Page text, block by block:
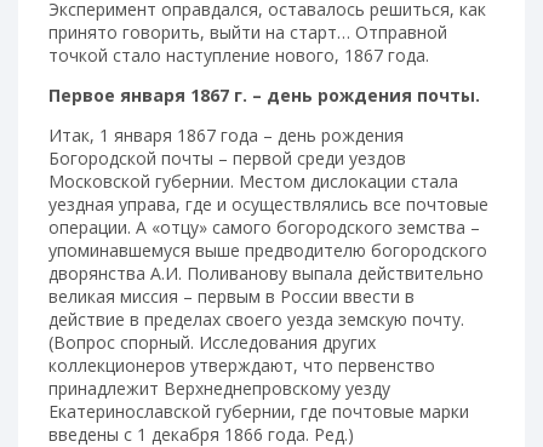
Эксперимент оправдался, оставалось решиться, как
принято говорить, выйти на старт… Отправной
точкой стало наступление нового, 1867 года.
Первое января 1867 г. – день рождения почты.
Итак, 1 января 1867 года – день рождения
Богородской почты – первой среди уездов
Московской губернии. Местом дислокации стала
уездная управа, где и осуществлялись все почтовые
операции. А «отцу» самого богородского земства –
упоминавшемуся выше предводителю богородского
дворянства А.И. Поливанову выпала действительно
великая миссия – первым в России ввести в
действие в пределах своего уезда земскую почту.
(Вопрос спорный. Исследования других
коллекционеров утверждают, что первенство
принадлежит Верхнеднепровскому уезду
Екатеринославской губернии, где почтовые марки
введены с 1 декабря 1866 года. Ред.)